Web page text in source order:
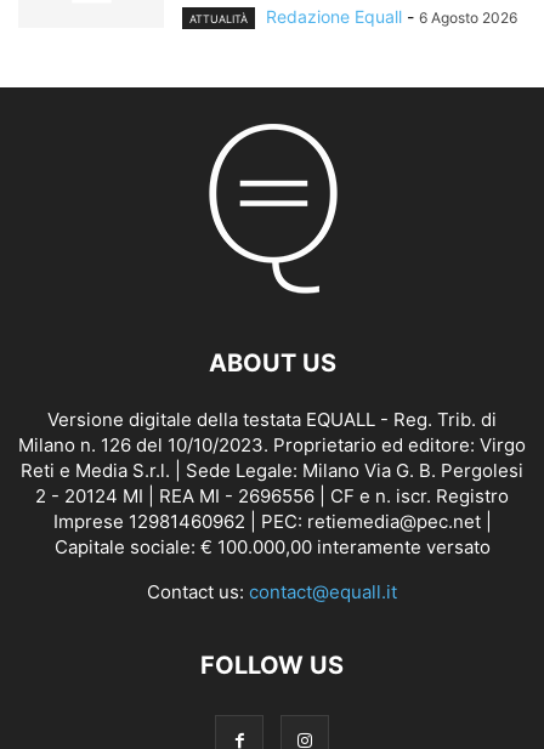
ATTUALITÀ Redazione Equall - 6 Agosto 2026
ABOUT US
Versione digitale della testata EQUALL - Reg. Trib. di
Milano n. 126 del 10/10/2023. Proprietario ed editore: Virgo
Reti e Media S.r.l. | Sede Legale: Milano Via G. B. Pergolesi
2 - 20124 MI | REA MI - 2696556 | CF e n. iscr. Registro
Imprese 12981460962 | PEC: retiemedia@pec.net |
Capitale sociale: € 100.000,00 interamente versato
Contact us: contact@equall.it
FOLLOW US